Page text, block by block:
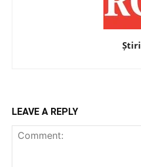
Știri
LEAVE A REPLY